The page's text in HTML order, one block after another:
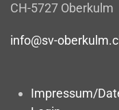
CH-5727 Oberkulm
info@sv-
Impressum/